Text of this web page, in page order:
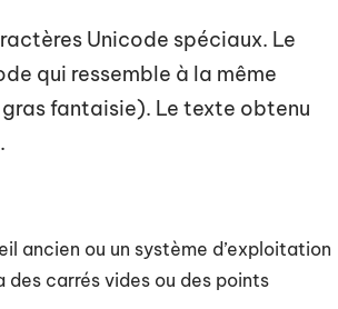
Unicode spéciaux. Le
qui ressemble à la même
fantaisie). Le texte obtenu
ancien ou un système d’exploitation
carrés vides ou des points